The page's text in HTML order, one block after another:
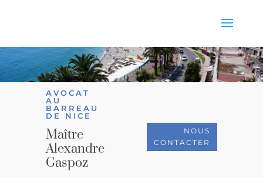
AVOCAT
AU
BARREAU
DE NICE
Maître
Alexandre
Gaspoz
NOUS
CONTACTER